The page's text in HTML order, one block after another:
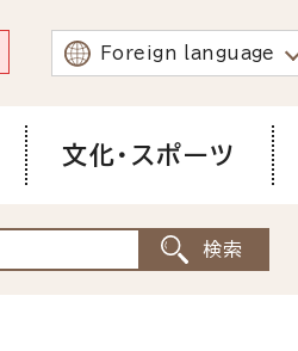
Foreign language
文化・スポーツ